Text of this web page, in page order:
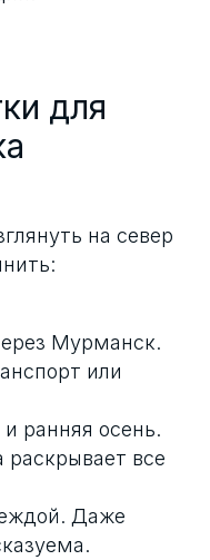
для
на север
Мурманск.
или
ранняя осень.
все
Даже